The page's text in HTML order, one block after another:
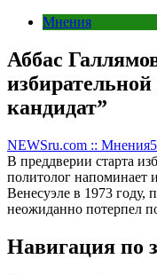
Мнения
Аббас
кандидат”
NEWSru.com :: Мнения
В преддверии старта
политолог напоминает
Венесуэле в 1973 году,
неожиданно потерпел
Навигация по